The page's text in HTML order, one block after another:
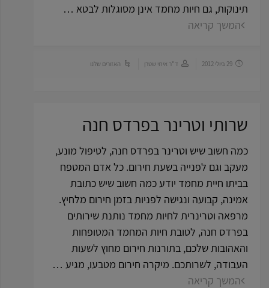
תינוקות, גם חיות מחמד אינן מסוגלות לבטא …
המשך קריאה
29 ביולי 2012 ד"ר איתי שטרן האזורים שלנו
שרותי וטרינר בפרדס חנה
כמה חשוב שיש וטרינר בפרדס חנה, לטיפול מונע,
מעקב וגם לפנייה בשעת חירום. כל אדם המטפח
בביתו חיית מחמד יודע כמה חשוב שיש כתובת
אמינה, קבועה ונגישה לפניות בזמן חירום מלחיץ.
מרפאה וטרינרית לחיות מחמד נותנת שירותים
בפרדס חנה, לטובת חיות המחמד המטופחות
והאהובות שלכם, בתורנות חירום מחוץ לשעות
העבודה, לשרותכם. מיקרה חירום מטבעו, מגיע …
המשך קריאה